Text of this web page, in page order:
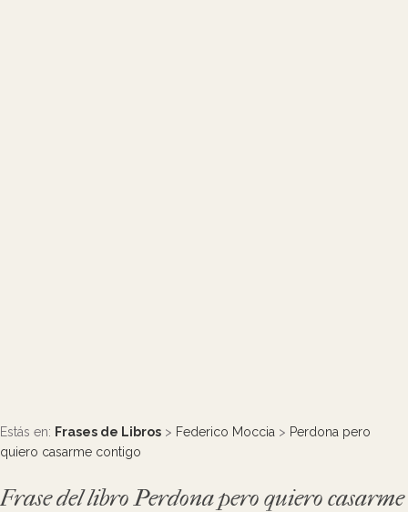
Estás en: Frases de Libros > Federico Moccia > Perdona pero
quiero casarme contigo
Frase del libro Perdona pero quiero casarme